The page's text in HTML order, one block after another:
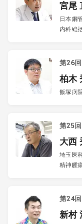
宮尾
日本鋼
内科総
第26回
柏木
飯塚病
第25回
大西
埼玉医
精神腫
第24回
新村